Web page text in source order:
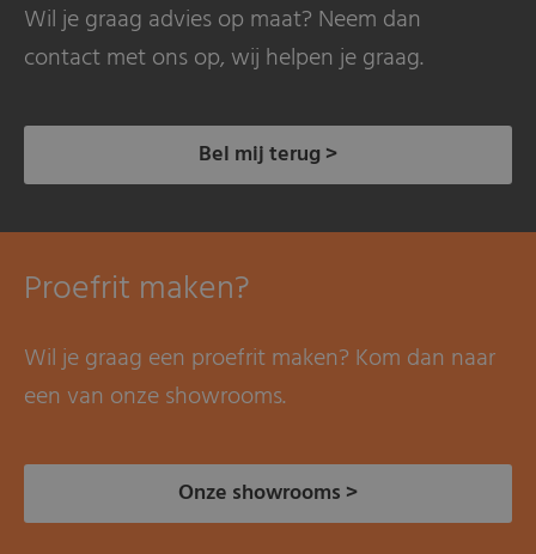
Wil je graag advies op maat? Neem dan
contact met ons op, wij helpen je graag.
Bel mij terug >
Proefrit maken?
Wil je graag een proefrit maken? Kom dan naar
een van onze showrooms.
Onze showrooms >